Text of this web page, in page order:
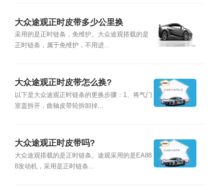
大众途观正时皮带多少公里换
采用的是正时链条，免维护。大众途观搭载的是
正时链条，属于免维护，不用进...
大众途观正时皮带怎么换?
以下是大众途观正时链条的更换步骤：1、将气门
室盖拆开，曲轴皮带轮拆卸掉...
大众途观正时皮带吗?
大众途观搭载的是正时链条。途观采用的是EA88
8发动机，采用是正时链条...